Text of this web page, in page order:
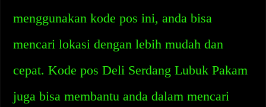
menggunakan kode pos ini, anda bisa
mencari lokasi dengan lebih mudah dan
cepat. Kode pos Deli Serdang Lubuk Pakam
juga bisa membantu anda dalam mencari